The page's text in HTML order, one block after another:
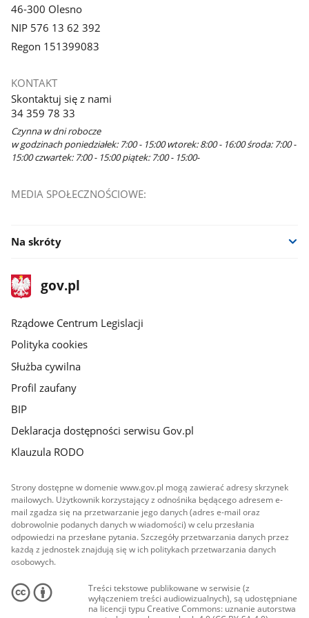
46-300 Olesno
NIP 576 13 62 392
Regon 151399083
KONTAKT
Skontaktuj się z nami
34 359 78 33
Czynna w dni robocze
w godzinach poniedziałek: 7:00 - 15:00 wtorek: 8:00 - 16:00 środa: 7:00 -
15:00 czwartek: 7:00 - 15:00 piątek: 7:00 - 15:00-
MEDIA SPOŁECZNOŚCIOWE:
Na skróty
stopka
gov.plStrona
gov.pl
Rządowe Centrum Legislacji
Polityka cookies
Służba cywilna
Profil zaufany
BIP
Deklaracja dostępności serwisu Gov.pl
Klauzula RODO
Strony dostępne w domenie www.gov.pl mogą zawierać adresy skrzynek
mailowych. Użytkownik korzystający z odnośnika będącego adresem e-
mail zgadza się na przetwarzanie jego danych (adres e-mail oraz
dobrowolnie podanych danych w wiadomości) w celu przesłania
odpowiedzi na przesłane pytania. Szczegóły przetwarzania danych przez
każdą z jednostek znajdują się w ich politykach przetwarzania danych
osobowych.
Treści tekstowe publikowane w serwisie (z
wyłączeniem treści audiowizualnych), są udostępniane
na licencji typu Creative Commons: uznanie autorstwa